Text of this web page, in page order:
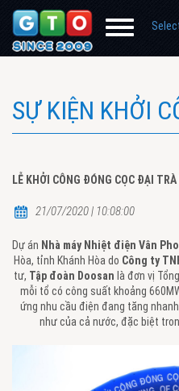
SỰ KIỆN KHỞI
LỄ KHỞI CÔNG ĐÓNG CỌC ĐẠI
21/07/2020 | 10:08:00
Dự án Nhà máy Nhiệt điện Vân
Hòa, tỉnh Khánh Hòa do Công ty
tư, Tập đoàn Doosan là đơn vị
mỗi tổ có công suất khoảng
ứng nhu cầu điện đang tăng
như của cả nước, đặc biệt